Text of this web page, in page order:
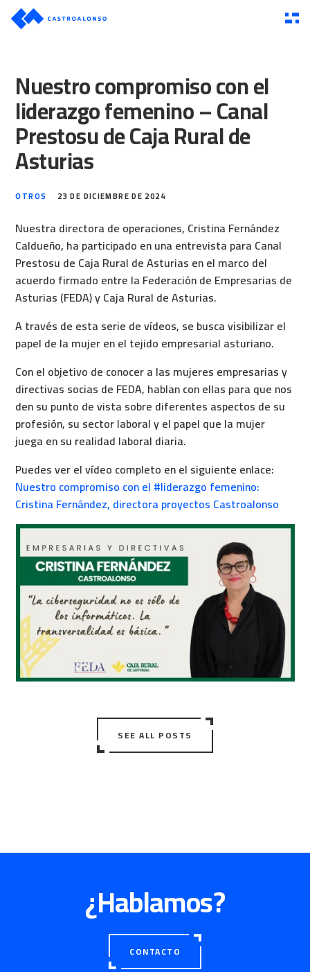
Nuestro compromiso con el
liderazgo femenino – Canal
Prestosu de Caja Rural de
Asturias
OTROS 23 DE DICIEMBRE DE 2024
Nuestra directora de operaciones, Cristina Fernández
Caldueño, ha participado en una entrevista para Canal
Prestosu de Caja Rural de Asturias en el marco del
acuerdo firmado entre la Federación de Empresarias de
Asturias (FEDA) y Caja Rural de Asturias.
A través de esta serie de vídeos, se busca visibilizar el
papel de la mujer en el tejido empresarial asturiano.
Con el objetivo de conocer a las mujeres empresarias y
directivas socias de FEDA, hablan con ellas para que nos
den su punto de vista sobre diferentes aspectos de su
profesión, su sector laboral y el papel que la mujer
juega en su realidad laboral diaria.
Puedes ver el vídeo completo en el siguiente enlace:
Nuestro compromiso con el #liderazgo femenino:
Cristina Fernández, directora proyectos Castroalonso
SEE ALL POSTS
¿Hablamos?
CONTACTO